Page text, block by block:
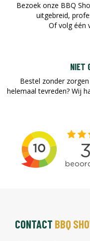
Bezoek onze BBQ
uitgebreid,
Of volg één
NIET
Bestel zonder
helemaal tevreden? Wij
CONTACT BBQ